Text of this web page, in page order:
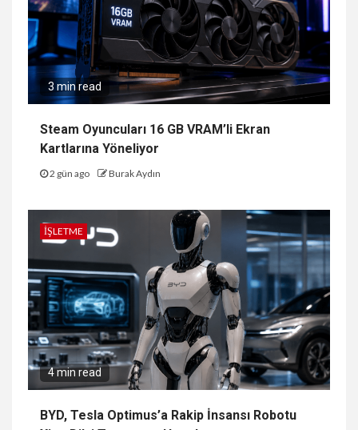
3 min read
Steam Oyuncuları 16 GB VRAM’li Ekran
Kartlarına Yöneliyor
2 gün ago Burak Aydın
İŞLETME
4 min read
BYD, Tesla Optimus’a Rakip İnsansı Robotu